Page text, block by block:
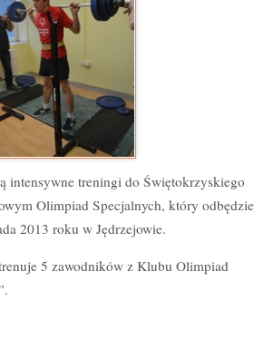
intensywne treningi do Świętokrzyskiego
Olimpiad Specjalnych, który odbędzie
2013 roku w Jędrzejowie.
5 zawodników z Klubu Olimpiad